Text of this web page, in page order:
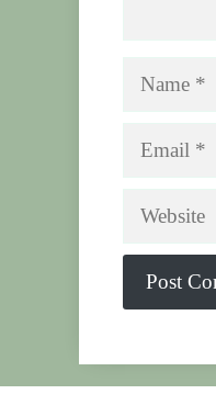
Name
Email
Website